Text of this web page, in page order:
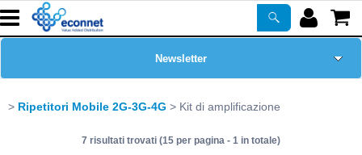
Chi siamo
Newsletter
Ripetitori Mobile 2G-3G-4G Kit di amplificazione
7 risultati trovati (15 per pagina - 1 in totale)